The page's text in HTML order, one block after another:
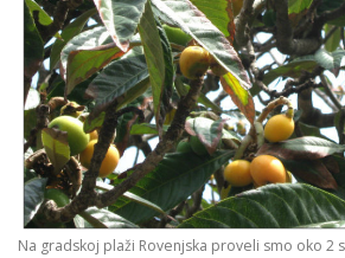
Na gradskoj plaži Rovenjska proveli smo oko 2